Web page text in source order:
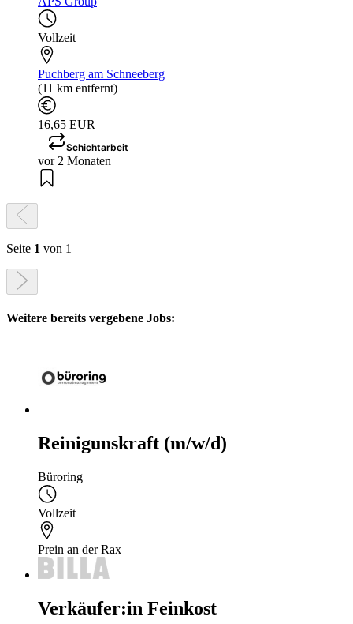
Vollzeit
Puchberg am Schneeberg
(11 km entfernt)
16,65 EUR
Schichtarbeit
vor 2 Monaten
Seite 1 von 1
Weitere bereits vergebene Jobs:
Reinigunskraft (m/w/d)
Büroring
Vollzeit
Prein an der Rax
Verkäufer:in Feinkost